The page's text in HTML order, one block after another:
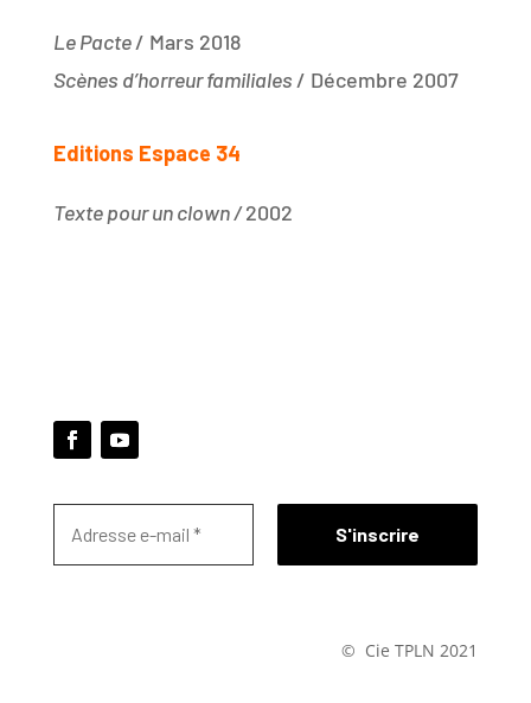
Le Pacte/ Mars 2018
Scènes d’horreur familiales / Décembre 2007
Editions Espace 34
Texte pour un clown /2002
© Cie TPLN 2021